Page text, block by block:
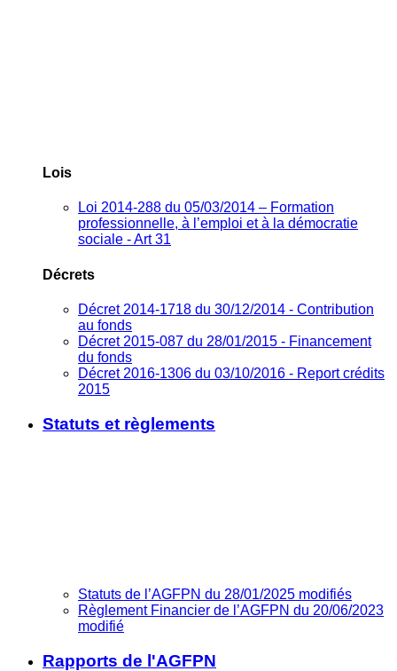
Lois
Loi 2014-288 du 05/03/2014 – Formation
professionnelle, à l’emploi et à la démocratie
sociale - Art 31
Décrets
Décret 2014-1718 du 30/12/2014 - Contribution
au fonds
Décret 2015-087 du 28/01/2015 - Financement
du fonds
Décret 2016-1306 du 03/10/2016 - Report crédits
2015
Statuts et règlements
Statuts de l’AGFPN du 28/01/2025 modifiés
Règlement Financier de l’AGFPN du 20/06/2023
modifié
Rapports de l'AGFPN